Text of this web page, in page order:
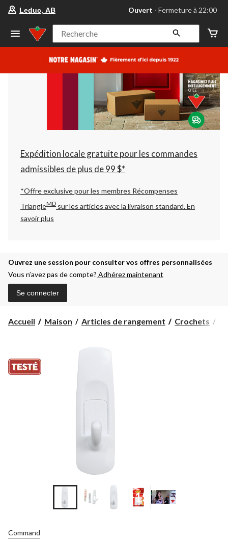
votre
préféré
Leduc,
AB,
courament
Fermeture
à
22:00
cliquer
pour
changer
Leduc, AB Ouvert ⋅ Fermeture à 22:00
Recherche
Expédition locale gratuite pour les commandes
admissibles de plus de 99 $*
*Offre exclusive pour les membres Récompenses
TriangleMD sur les articles avec la livraison standard.En
savoir plus
Ouvrez une session pour consulter vos offres personnalisées
Vous n’avez pas de compte? Adhérez maintenant
Se connecter
Accueil Maison Articles de rangement Crochets
+15
Command